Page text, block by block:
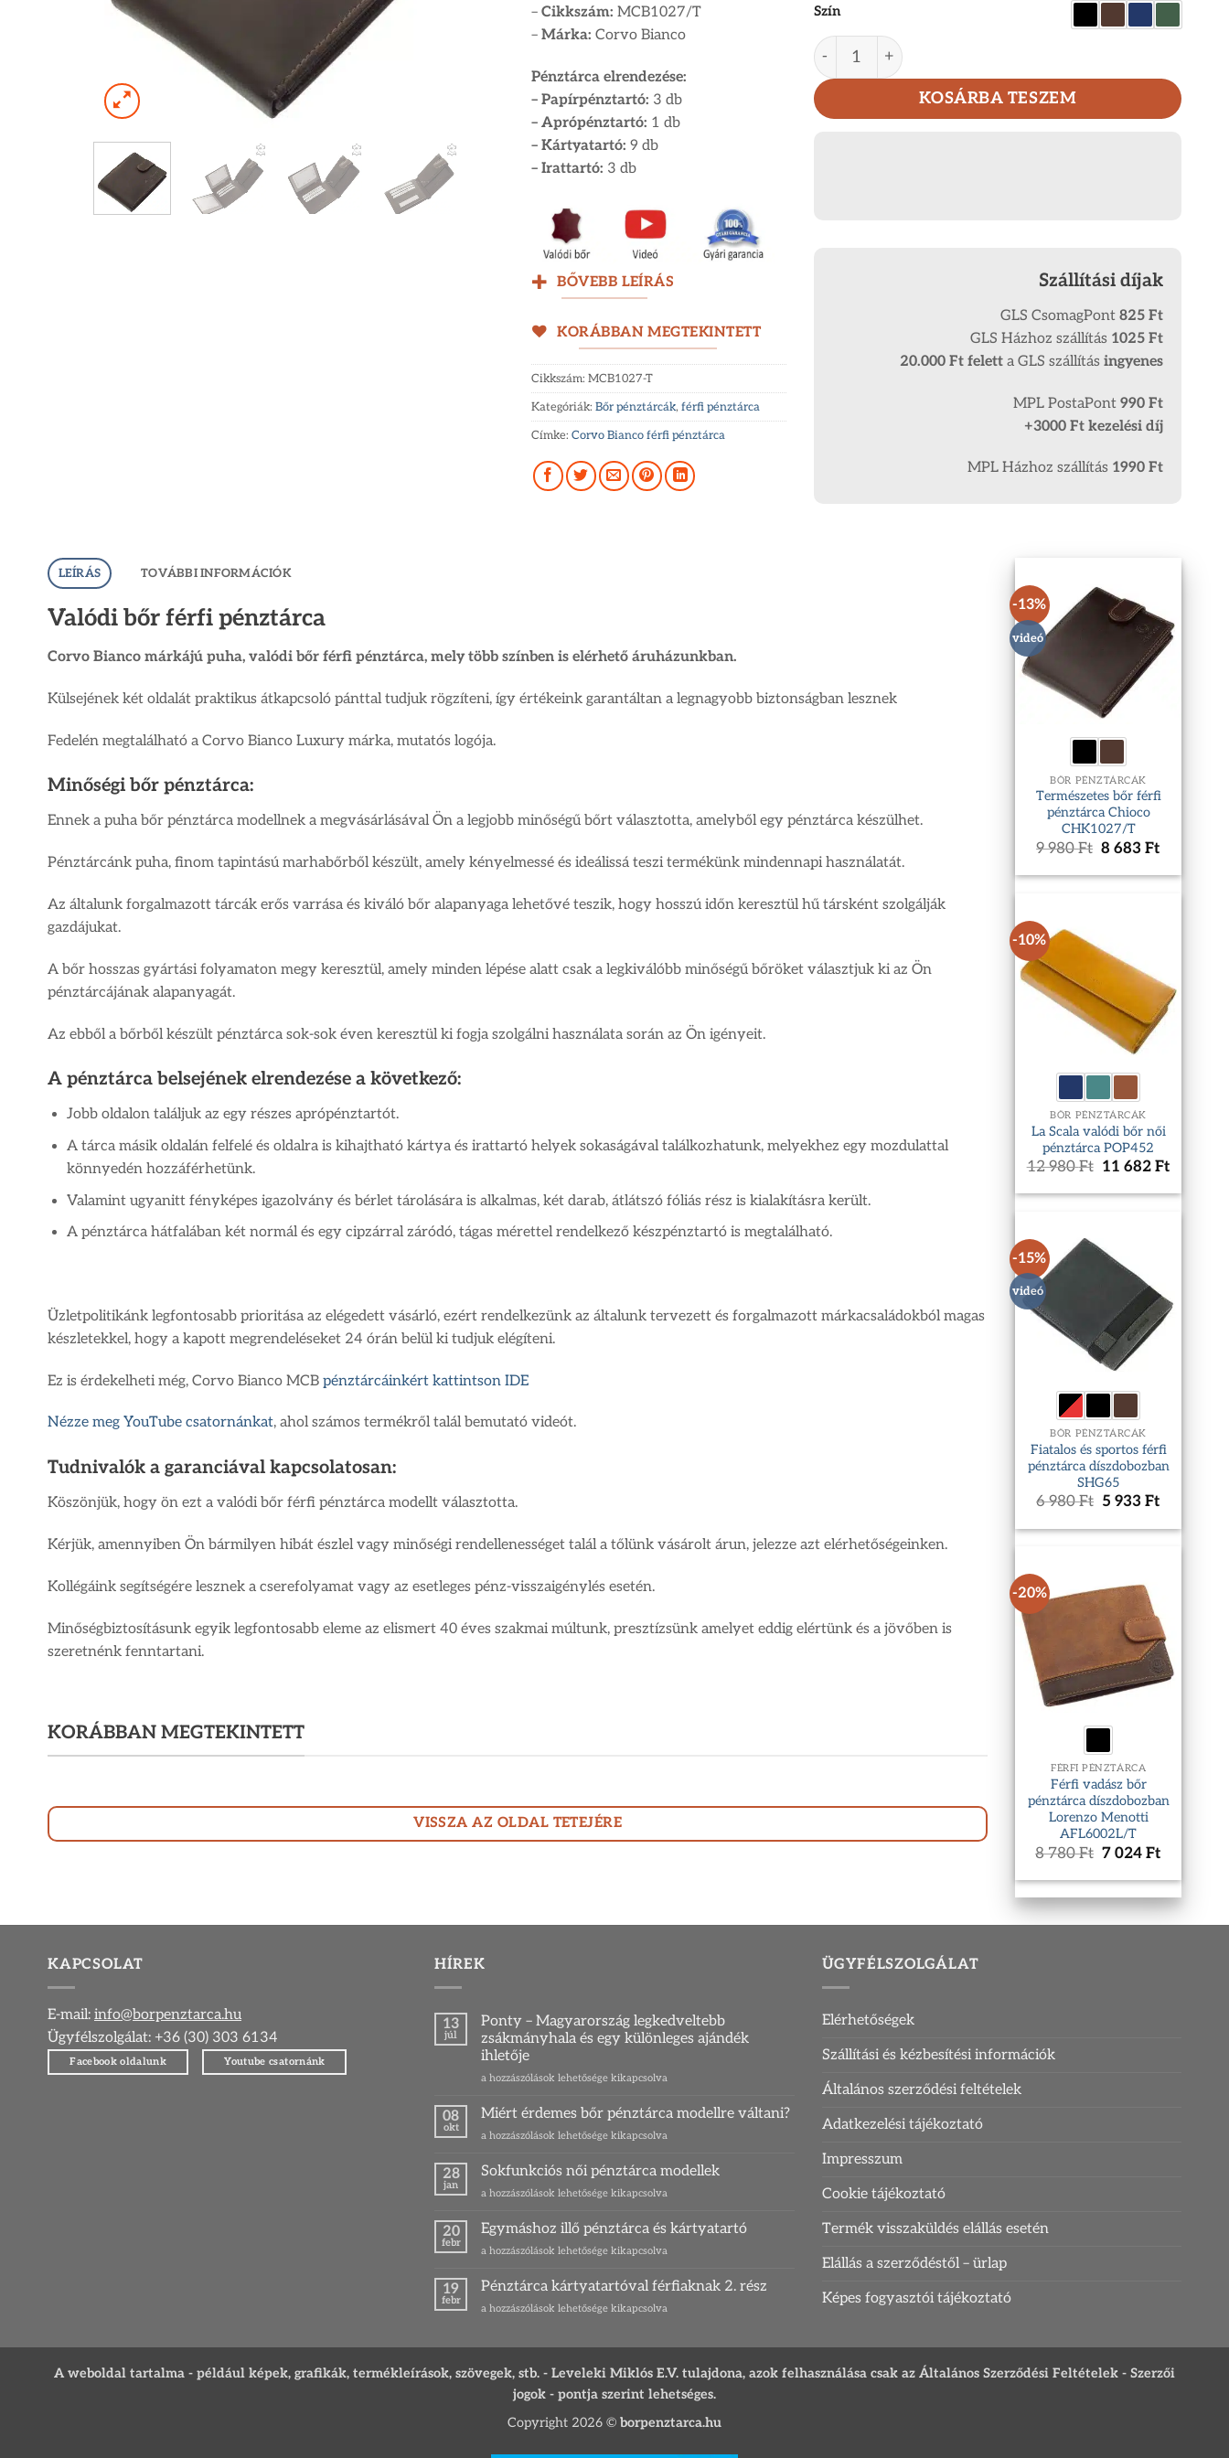
– Cikkszám: MCB1027/T
–Márka: Corvo Bianco
Pénztárca elrendezése:
– Papírpénztartó: 3 db
– Aprópénztartó: 1 db
– Kártyatartó: 9 db
– Irattartó: 3 db
BŐVEBB LEÍRÁS
KORÁBBAN MEGTEKINTETT
Cikkszám:MCB1027-T
Kategóriák:Bőr pénztárcák,férfi pénztárca
Címke:Corvo Bianco férfi pénztárca
Szín
Bőr pénztárca férfiaknak Corvo Bianco MCB1027/T
KOSÁRBA TESZEM
Szállítási díjak
GLS CsomagPont 825 Ft
GLS Házhoz szállítás 1025 Ft
20.000 Ft feletta GLS szállítás ingyenes
MPL PostaPont 990 Ft
+3000 Ft kezelési díj
MPL Házhoz szállítás 1990 Ft
LEÍRÁS TOVÁBBI INFORMÁCIÓK
Valódi bőr férfi pénztárca
Corvo Bianco márkájú puha, valódi bőr férfi pénztárca, mely több színben is elérhető áruházunkban.
Külsejének két oldalát praktikus átkapcsoló pánttal tudjuk rögzíteni, így értékeink garantáltan a legnagyobb biztonságban lesznek
Fedelén megtalálható a Corvo Bianco Luxury márka, mutatós logója.
Minőségi bőr pénztárca:
Ennek a puha bőr pénztárca modellnek a megvásárlásával Ön a legjobb minőségű bőrt választotta, amelyből egy pénztárca készülhet.
Pénztárcánk puha, finom tapintású marhabőrből készült, amely kényelmessé és ideálissá teszi termékünk mindennapi használatát.
Az általunk forgalmazott tárcák erős varrása és kiváló bőr alapanyaga lehetővé teszik, hogy hosszú időn keresztül hű társként szolgálják
gazdájukat.
A bőr hosszas gyártási folyamaton megy keresztül, amely minden lépése alatt csak a legkiválóbb minőségű bőröket választjuk ki az Ön
pénztárcájának alapanyagát.
Az ebből a bőrből készült pénztárca sok-sok éven keresztül ki fogja szolgálni használata során az Ön igényeit.
A pénztárca belsejének elrendezése a következő:
Jobb oldalon találjuk az egy részes aprópénztartót.
A tárca másik oldalán felfelé és oldalra is kihajtható kártya és irattartó helyek sokaságával találkozhatunk, melyekhez egy mozdulattal
könnyedén hozzáférhetünk.
Valamint ugyanitt fényképes igazolvány és bérlet tárolására is alkalmas, két darab, átlátszó fóliás rész is kialakításra került.
A pénztárca hátfalában két normál és egy cipzárral záródó, tágas mérettel rendelkező készpénztartó is megtalálható.
Üzletpolitikánk legfontosabb prioritása az elégedett vásárló, ezért rendelkezünk az általunk tervezett és forgalmazott márkacsaládokból magas
készletekkel, hogy a kapott megrendeléseket 24 órán belül ki tudjuk elégíteni.
Ez is érdekelheti még, Corvo Bianco MCB pénztárcáinkért kattintson IDE
Nézze meg YouTube csatornánkat, ahol számos termékről talál bemutató videót.
Tudnivalók a garanciával kapcsolatosan:
Köszönjük, hogy ön ezt a valódi bőr férfi pénztárca modellt választotta.
Kérjük, amennyiben Ön bármilyen hibát észlel vagy minőségi rendellenességet talál a tőlünk vásárolt árun, jelezze azt elérhetőségeinken.
Kollégáink segítségére lesznek a cserefolyamat vagy az esetleges pénz-visszaigénylés esetén.
Minőségbiztosításunk egyik legfontosabb eleme az elismert 40 éves szakmai múltunk, presztízsünk amelyet eddig elértünk és a jövőben is
szeretnénk fenntartani.
KORÁBBAN MEGTEKINTETT
VISSZA AZ OLDAL TETEJÉRE
-13%
videó
BŐR PÉNZTÁRCÁK
Természetes bőr férfi
pénztárca Chioco
CHK1027/T
9 980Ft Original
was:
8 683Ft
is:
-10%
BŐR PÉNZTÁRCÁK
La Scala valódi bőr női
pénztárca POP452
12 980Ft Original
was:
11 682 FtCurrent
is:
-15%
videó
BŐR PÉNZTÁRCÁK
Fiatalos és sportos férfi
pénztárca díszdobozban
SHG65
6 980Ft Original
was:
5 933Ft
is:
-20%
FÉRFI PÉNZTÁRCA
Férfi vadász bőr
pénztárca díszdobozban
Lorenzo Menotti
AFL6002L/T
8 780Ft Original
was:
8
780 Ft.
7 024Ft
is:
7
024 Ft.
KAPCSOLAT
E-mail: info@borpenztarca.hu
Ügyfélszolgálat: +36 (30) 303 6134
Facebook oldalunk Youtube csatornánk
HÍREK
13
júl
Ponty – Magyarország legkedveltebb
zsákmányhala és egy különleges ajándék
ihletője
Ponty
Magyarország
zsákmányhala
egy
különleges
bejegyzéshez
a hozzászólások lehetősége kikapcsolva
08
okt
Miért érdemes bőr pénztárca modellre váltani?
Miért
bőr
modellre
bejegyzéshez
a hozzászólások lehetősége kikapcsolva
28
jan
Sokfunkciós női pénztárca modellek
Sokfunkciós
pénztárca
modellek
bejegyzéshez
a hozzászólások lehetősége kikapcsolva
20
febr
Egymáshoz illő pénztárca és kártyatartó
Egymáshoz
pénztárca
kártyatartó
a hozzászólások lehetősége kikapcsolva
19
febr
Pénztárca kártyatartóval férfiaknak 2. rész
Pénztárca
rész
a hozzászólások lehetősége kikapcsolva
ÜGYFÉLSZOLGÁLAT
Elérhetőségek
Szállítási és kézbesítési információk
Általános szerződési feltételek
Adatkezelési tájékoztató
Impresszum
Cookie tájékoztató
Termék visszaküldés elállás esetén
Elállás a szerződéstől – ürlap
Képes fogyasztói tájékoztató
A weboldal tartalma - például képek, grafikák, termékleírások, szövegek, stb. - Leveleki Miklós E.V. tulajdona, azok felhasználása csak az Általános Szerződési Feltételek - Szerzői
jogok - pontja szerint lehetséges.
Copyright 2026 © borpenztarca.hu